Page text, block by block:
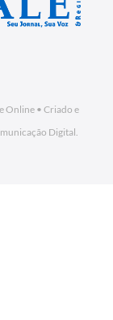
Online• Criado e
Digital.